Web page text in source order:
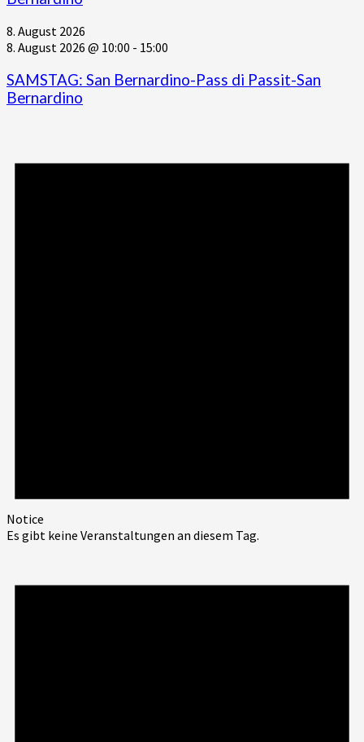
8. August 2026
8. August 2026 @ 10:00 - 15:00
SAMSTAG: San Bernardino-Pass di Passit-San
Bernardino
Notice
Es gibt keine Veranstaltungen an diesem Tag.